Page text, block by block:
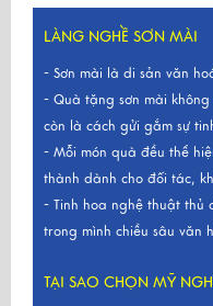
LÀNG NGHỀ SƠN MÀI
- Sơn mài là di sản văn
- Quà tặng sơn mài
còn là cách gửi gắm sự
- Mỗi món quà đều thể
thành dành cho đối tác,
- Tinh hoa nghệ thuật thủ
trong mình chiều sâu văn
TẠI SAO CHỌN MỸ